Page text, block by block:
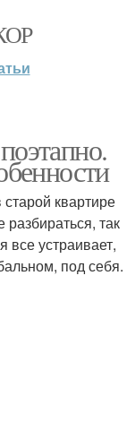
квартире
так
все устраивает,
под себя.